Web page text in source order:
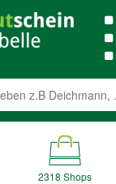
2318 Shops